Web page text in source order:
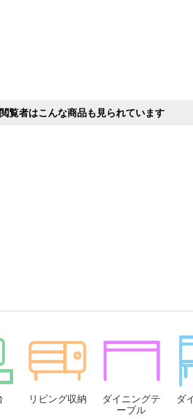
覧者はこんな商品も見られています
リビング収納
ダイニングテ
ーブル
ダ